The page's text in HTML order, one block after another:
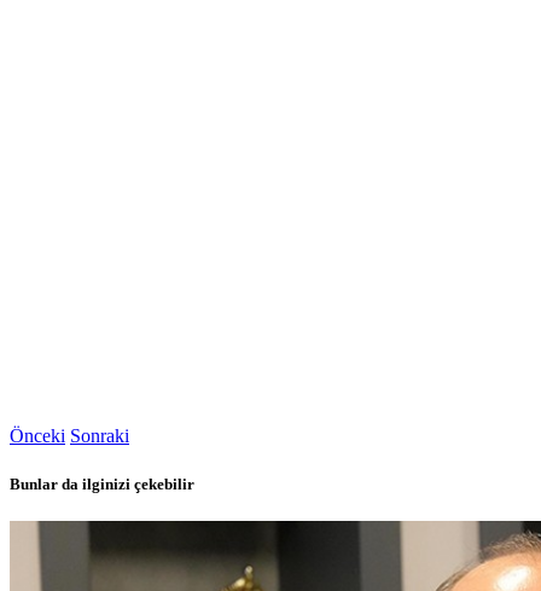
Önceki Sonraki
Bunlar da ilginizi çekebilir